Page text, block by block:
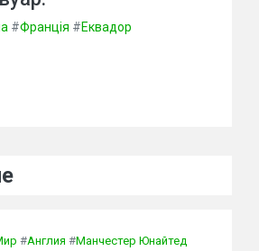
#Франція #Еквадор
#Англия #Манчестер Юнайтед